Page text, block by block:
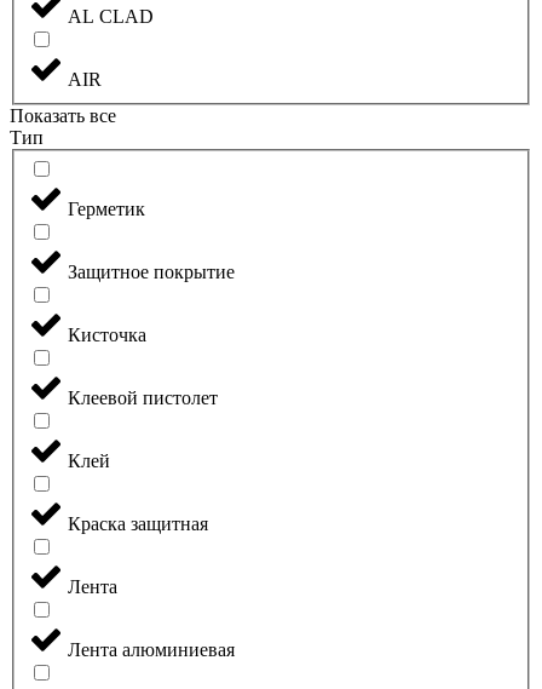
AL CLAD
AIR
Показать все
Тип
Герметик
Защитное покрытие
Кисточка
Клеевой пистолет
Клей
Краска защитная
Лента
Лента алюминиевая